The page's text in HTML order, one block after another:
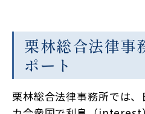
栗林総合法律事
ポート
栗林総合法律事務所では、